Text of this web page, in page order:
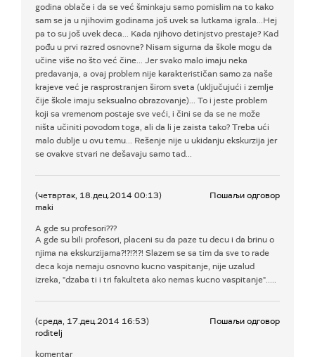
godina oblače i da se već šminkaju samo pomislim na to kako
sam se ja u njihovim godinama još uvek sa lutkama igrala...Hej
pa to su još uvek deca... Kada njihovo detinjstvo prestaje? Kad
pođu u prvi razred osnovne? Nisam sigurna da škole mogu da
učine više no što već čine... Jer svako malo imaju neka
predavanja, a ovaj problem nije karakterističan samo za naše
krajeve već je rasprostranjen širom sveta (uključujući i zemlje
čije škole imaju seksualno obrazovanje)... To i jeste problem
koji sa vremenom postaje sve veći, i čini se da se ne može
ništa učiniti povodom toga, ali da li je zaista tako? Treba ući
malo dublje u ovu temu... Rešenje nije u ukidanju ekskurzija jer
se ovakve stvari ne dešavaju samo tad...
(четвртак, 18.дец.2014 00:13)
maki
Пошаљи одговор
A gde su profesori???
A gde su bili profesori, placeni su da paze tu decu i da brinu o
njima na ekskurzijama?!?!?!?! Slazem se sa tim da sve to rade
deca koja nemaju osnovno kucno vaspitanje, nije uzalud
izreka, "dzaba ti i tri fakulteta ako nemas kucno vaspitanje".....
(среда, 17.дец.2014 16:53)
roditelj
Пошаљи одговор
komentar